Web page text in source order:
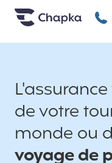
Chapka +33
de votre
monde ou
voyage de